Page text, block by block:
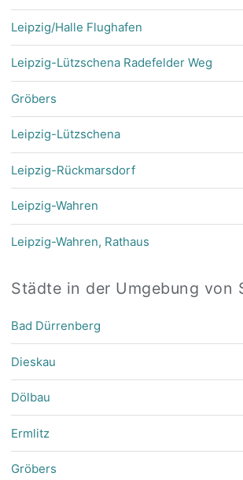
Leipzig/Halle Flughafen
Leipzig-Lützschena Radefelder Weg
Gröbers
Leipzig-Lützschena
Leipzig-Rückmarsdorf
Leipzig-Wahren
Leipzig-Wahren, Rathaus
Städte in der Umgebung von
Bad Dürrenberg
Dieskau
Dölbau
Ermlitz
Gröbers